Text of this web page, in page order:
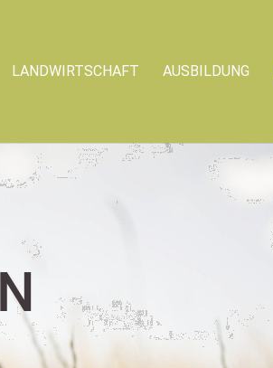
LANDWIRTSCHAFT AUSBILDUNG